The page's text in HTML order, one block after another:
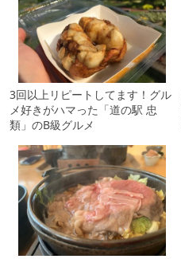
3回以上リピートしてます！グル
メ好きがハマった「道の駅 忠
類」のB級グルメ